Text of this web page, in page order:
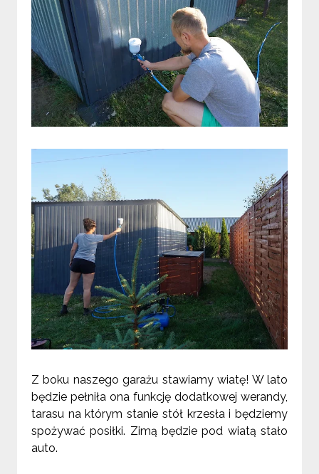
Z boku naszego garażu stawiamy wiatę! W lato
będzie pełniła ona funkcję dodatkowej werandy,
tarasu na którym stanie stół krzesła i będziemy
spożywać posiłki. Zimą będzie pod wiatą stało
auto.